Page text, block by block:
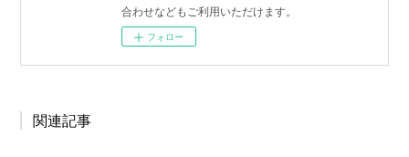
合わせなどもご利用いただけます。
フォロー
関連記事